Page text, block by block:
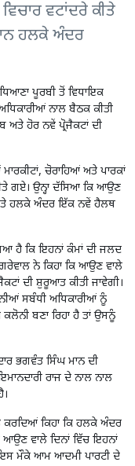
ਵਟਾਂਦਰੇ ਕੀਤੇ
ਹਲਕੇ ਅੰਦਰ
ਪੂਰਬੀ ਤੋਂ ਵਿਧਾਇਕ
ਨਾਲ ਬੈਠਕ ਕੀਤੀ
ਹੋਰ ਨਵੇਂ ਪ੍ਰੋਜੈਕਟਾਂ ਦੀ
ਚੋਰਾਹਿਆਂ ਅਤੇ ਪਾਰਕਾਂ
ਗਏ। ਉਨ੍ਹਾ ਦੱਸਿਆ ਕਿ ਆਉਣ
ਅਤੇ ਹਲਕੇ ਅੰਦਰ ਇੱਕ ਨਵੇਂ ਹੈਲਥ
ਹੈ ਕਿ ਇਹਨਾਂ ਕੰਮਾਂ ਦੀ ਜਲਦ
ਨੇ ਕਿਹਾ ਕਿ ਆਉਣ ਵਾਲੇ
ਦੀ ਸ਼ੁਰੂਆਤ ਕੀਤੀ ਜਾਵੇਗੀ।
ਸਬੰਧੀ ਅਧਿਕਾਰੀਆਂ ਨੂੰ
ਬਣਾ ਰਿਹਾ ਹੈ ਤਾਂ ਉਸਨੂੰ
ਭਗਵੰਤ ਸਿੰਘ ਮਾਨ ਦੀ
ਰਾਜ ਦੇ ਨਾਲ ਨਾਲ
ਕਰਦਿਆਂ ਕਿਹਾ ਕਿ ਹਲਕੇ ਅੰਦਰ
ਵਾਲੇ ਦਿਨਾਂ ਵਿੱਚ ਇਹਨਾਂ
ਮੌਕੇ ਆਮ ਆਦਮੀ ਪਾਰਟੀ ਦੇ